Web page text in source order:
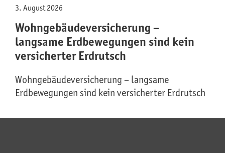
3. August 2026
Wohngebäude­versicherung –
langsame Erdbewegungen sind kein
versicherter Erdrutsch
Wohngebäude­versicherung – langsame
Erdbewegungen sind kein versicherter Erdrutsch